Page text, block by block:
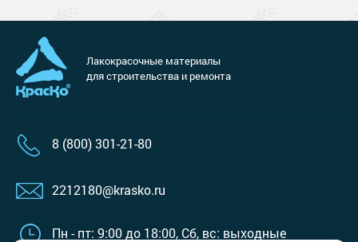
Лакокрасочные материалы
для строительства и ремонта
8 (800) 301-21-80
2212180@krasko.ru
Пн - пт: 9:00 до 18:00, Сб, вс: выходные